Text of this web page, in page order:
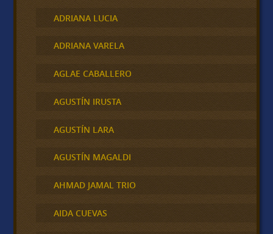
ADRIANA LUCIA
ADRIANA VARELA
AGLAE CABALLERO
AGUSTÍN IRUSTA
AGUSTÍN LARA
AGUSTÍN MAGALDI
AHMAD JAMAL TRIO
AIDA CUEVAS